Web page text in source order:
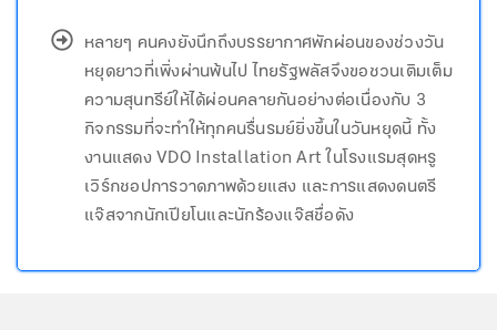
หลายๆ คนคงยังนึกถึงบรรยากาศพักผ่อนของช่วงวัน
หยุดยาวที่เพิ่งผ่านพ้นไป ไทยรัฐพลัสจึงขอชวนเติมเต็ม
ความสุนทรีย์ให้ได้ผ่อนคลายกันอย่างต่อเนื่องกับ 3
กิจกรรมที่จะทำให้ทุกคนรื่นรมย์ยิ่งขึ้นในวันหยุดนี้ ทั้ง
งานแสดง VDO Installation Art ในโรงแรมสุดหรู
เวิร์กชอปการวาดภาพด้วยแสง และการแสดงดนตรี
แจ๊สจากนักเปียโนและนักร้องแจ๊สชื่อดัง